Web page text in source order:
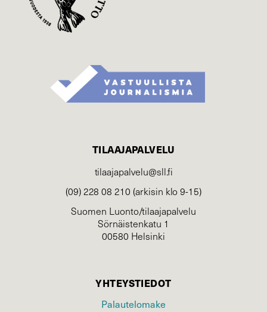
TILAAJAPALVELU
tilaajapalvelu@sll.fi
(09) 228 08 210 (arkisin klo 9-15)
Suomen Luonto/tilaajapalvelu
Sörnäistenkatu 1
00580 Helsinki
YHTEYSTIEDOT
Palautelomake